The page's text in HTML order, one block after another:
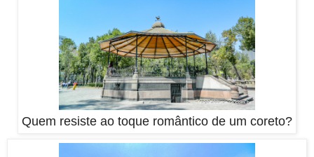
Quem resiste ao toque romântico de um coreto?